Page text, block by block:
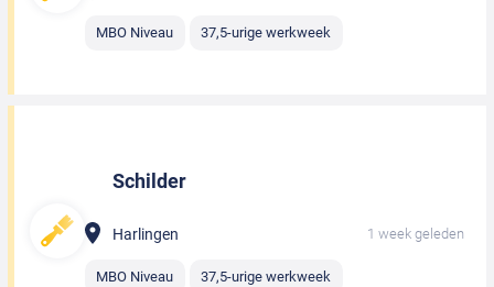
MBO Niveau 37,5-urige werkweek
Schilder
Harlingen 1 week geleden
MBO Niveau 37,5-urige werkweek